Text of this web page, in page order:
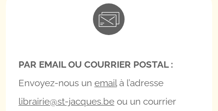
PAR EMAIL OU COURRIER POSTAL :
Envoyez-nous un emailà l’adresse
librairie@st-jacques.be ou un courrier